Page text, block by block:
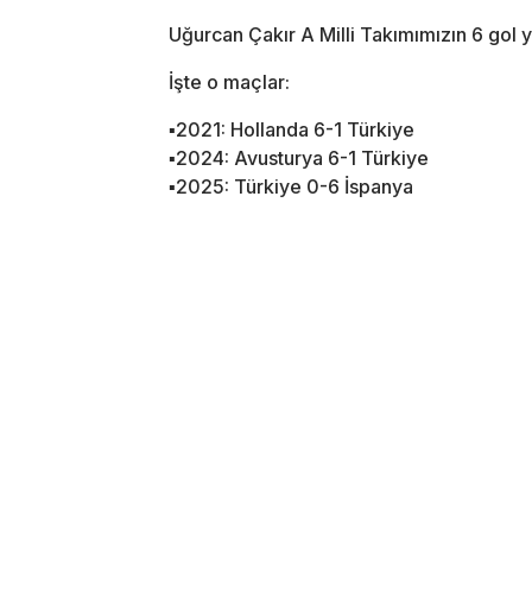
Uğurcan Çakır A Milli Takımımızın 6
İşte o maçlar:
▪️2021: Hollanda 6-1 Türkiye
▪️2024: Avusturya 6-1 Türkiye
▪️2025: Türkiye 0-6 İspanya